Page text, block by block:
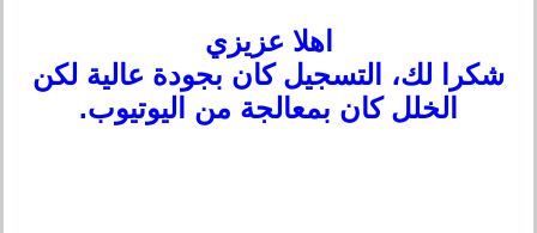
اهلا عزيزي
شكرا لك، التسجيل كان بجودة عالية لكن
الخلل كان بمعالجة من اليوتيوب.